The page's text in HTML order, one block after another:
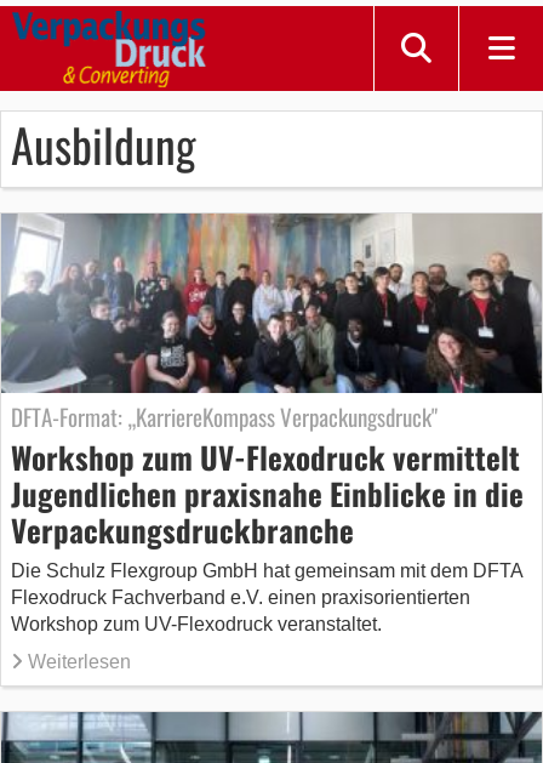
Ausbildung
DFTA-Format: „KarriereKompass Verpackungsdruck"
Workshop zum UV-Flexodruck vermittelt
Jugendlichen praxisnahe Einblicke in die
Verpackungsdruckbranche
Die Schulz Flexgroup GmbH hat gemeinsam mit dem DFTA
Flexodruck Fachverband e.V. einen praxisorientierten
Workshop zum UV-Flexodruck veranstaltet.
Weiterlesen